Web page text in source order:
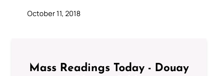
October 11, 2018
Mass Readings Today - Douay